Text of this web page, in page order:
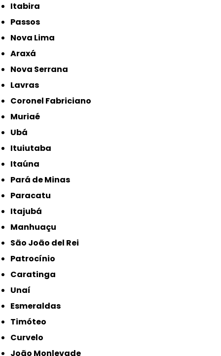
Itabira
Passos
Nova Lima
Araxá
Nova Serrana
Lavras
Coronel Fabriciano
Muriaé
Ubá
Ituiutaba
Itaúna
Pará de Minas
Paracatu
Itajubá
Manhuaçu
São João del Rei
Patrocínio
Caratinga
Unaí
Esmeraldas
Timóteo
Curvelo
João Monlevade